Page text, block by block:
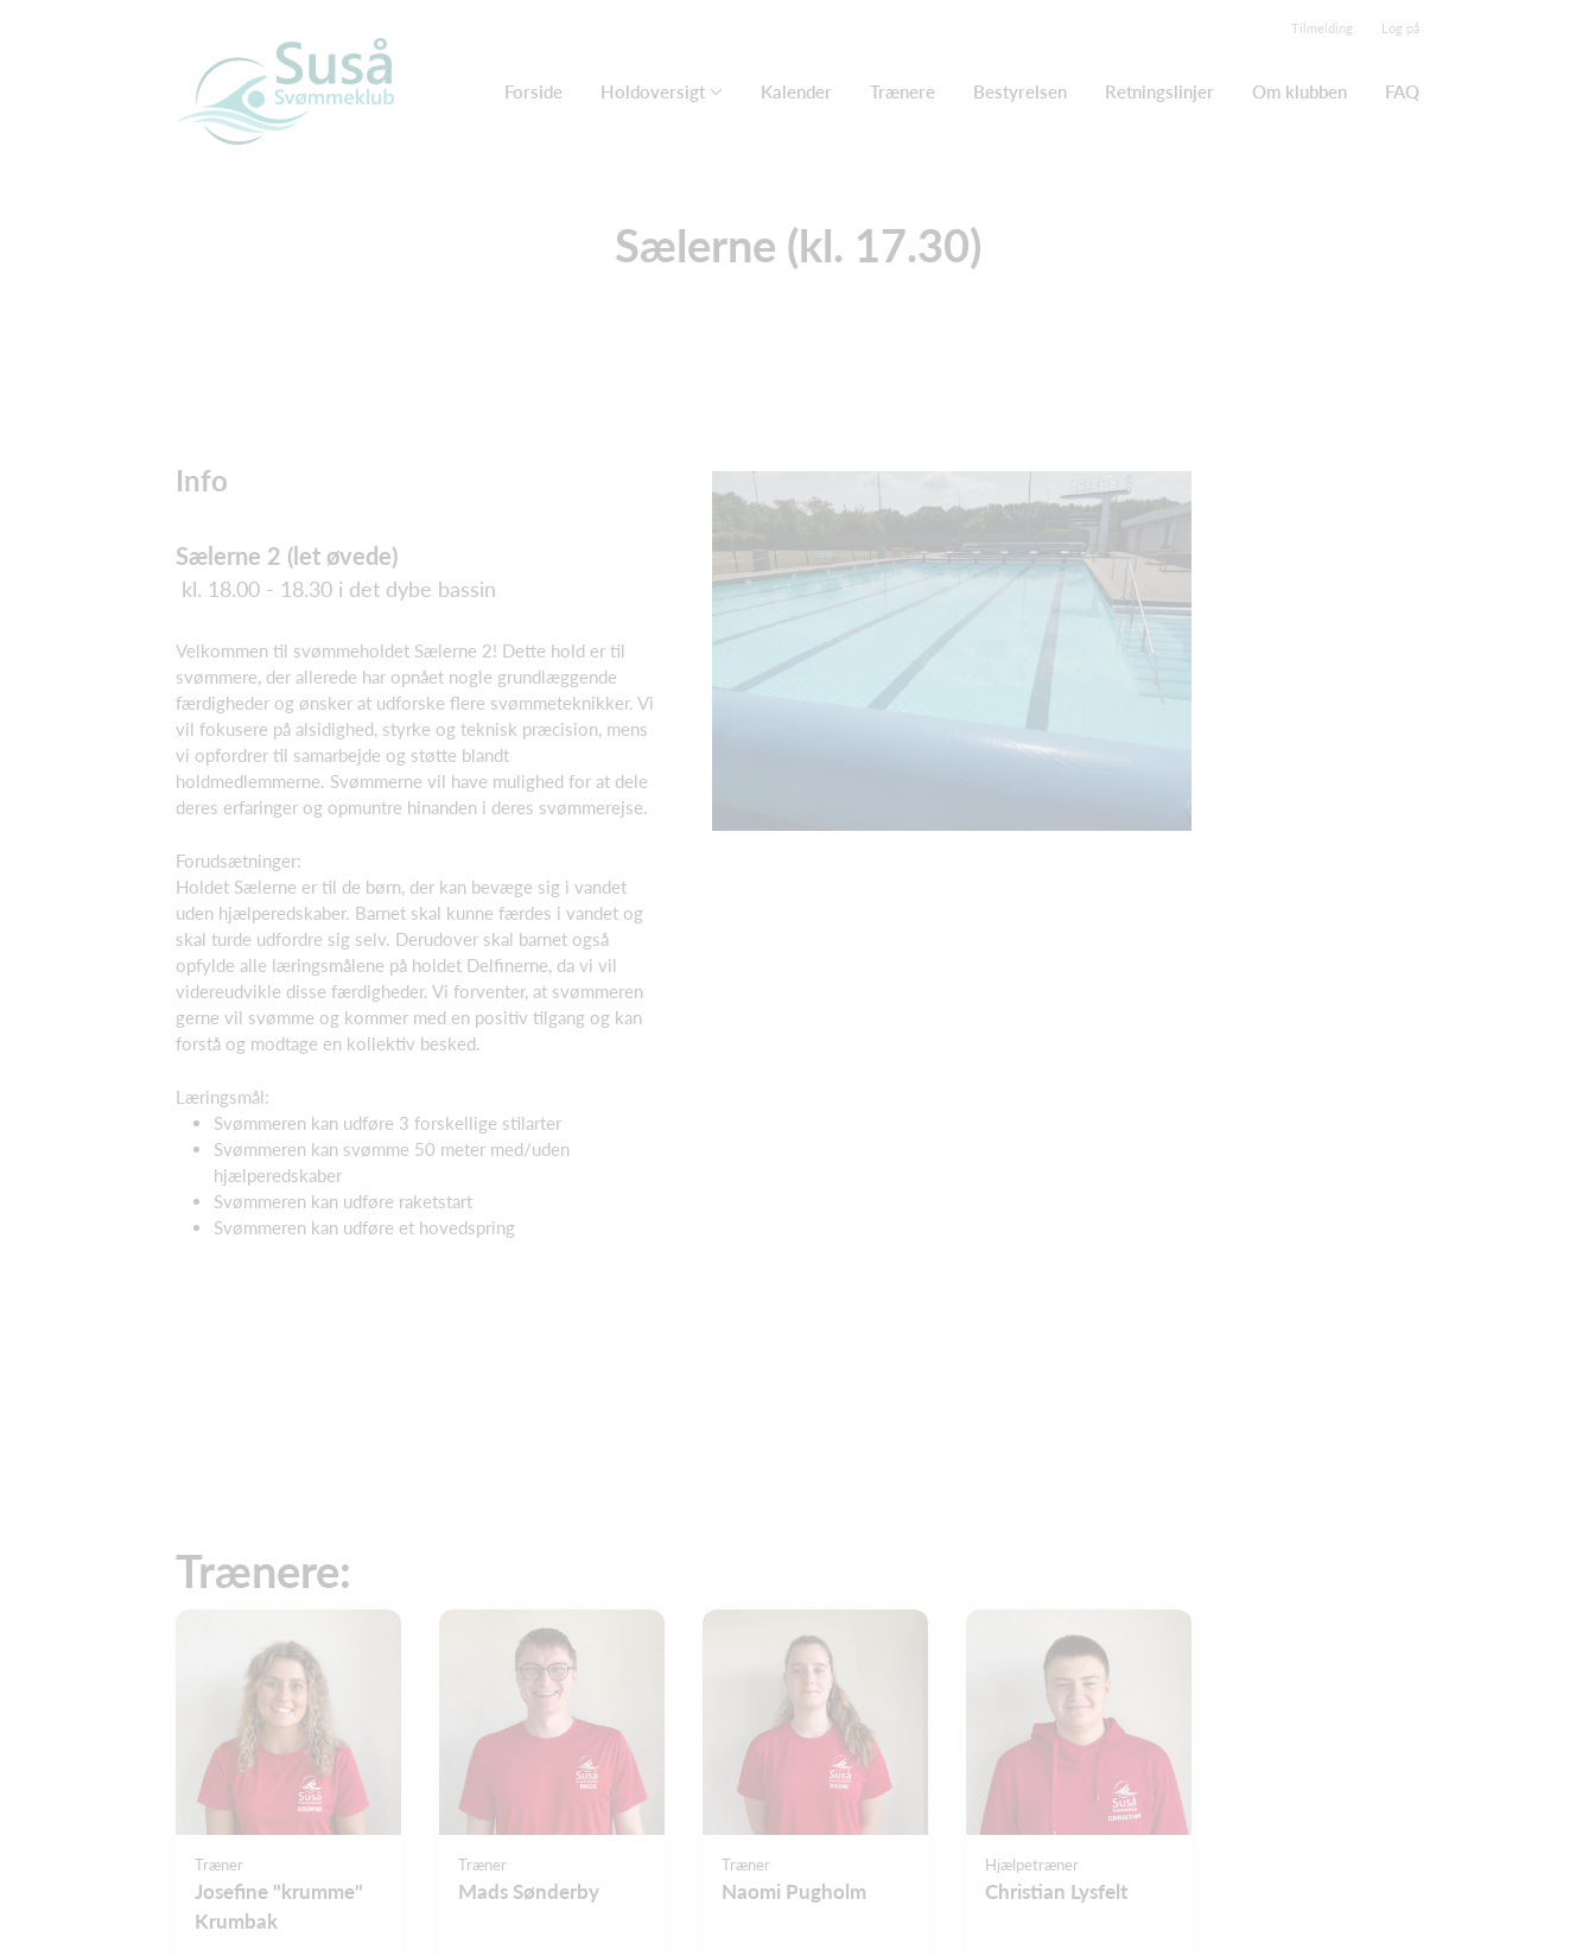
Tilmelding Log på
Forside Holdoversigt Kalender Trænere Bestyrelsen Retningslinjer Om klubben FAQ
Sælerne (kl. 17.30)
Info
Sælerne 2 (let øvede)
kl. 18.00 - 18.30 i det dybe bassin
Velkommen til svømmeholdet Sælerne 2! Dette hold er til
svømmere, der allerede har opnået nogle grundlæggende
færdigheder og ønsker at udforske flere svømmeteknikker. Vi
vil fokusere på alsidighed, styrke og teknisk præcision, mens
vi opfordrer til samarbejde og støtte blandt
holdmedlemmerne. Svømmerne vil have mulighed for at dele
deres erfaringer og opmuntre hinanden i deres svømmerejse.
Forudsætninger:
Holdet Sælerne er til de børn, der kan bevæge sig i vandet
uden hjælperedskaber. Barnet skal kunne færdes i vandet og
skal turde udfordre sig selv. Derudover skal barnet også
opfylde alle læringsmålene på holdet Delfinerne, da vi vil
videreudvikle disse færdigheder. Vi forventer, at svømmeren
gerne vil svømme og kommer med en positiv tilgang og kan
forstå og modtage en kollektiv besked.
Læringsmål:
Svømmeren kan udføre 3 forskellige stilarter
Svømmeren kan svømme 50 meter med/uden
hjælperedskaber
Svømmeren kan udføre raketstart
Svømmeren kan udføre et hovedspring
Trænere:
Træner
Josefine "krumme"
Krumbak
Træner
Mads Sønderby
Træner
Naomi Pugholm
Hjælpetræner
Christian Lysfelt